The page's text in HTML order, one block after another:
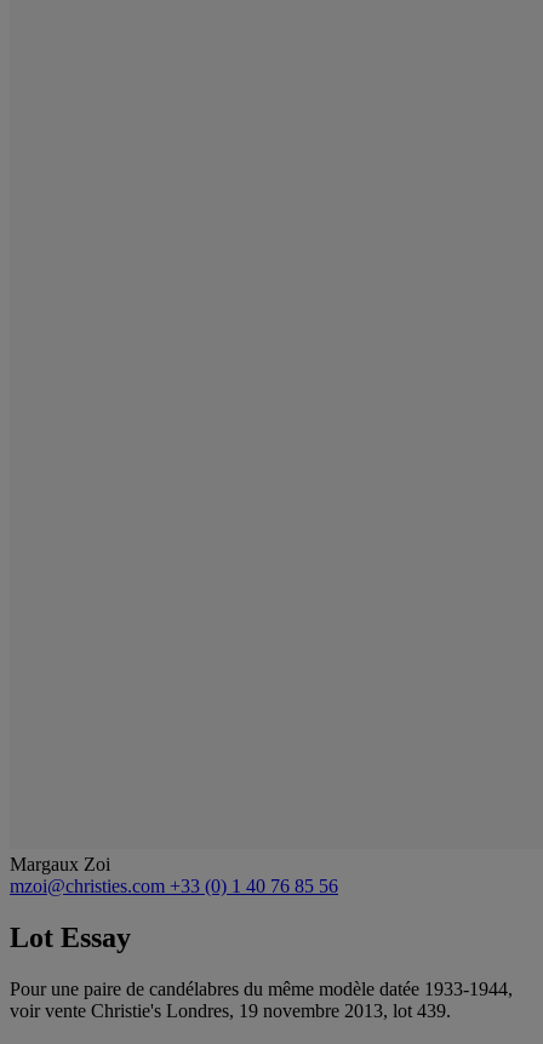
Margaux Zoi
mzoi@christies.com +33 (0) 1 40 76 85 56
Lot Essay
Pour une paire de candélabres du même modèle datée 1933-1944,
voir vente Christie's Londres, 19 novembre 2013, lot 439.